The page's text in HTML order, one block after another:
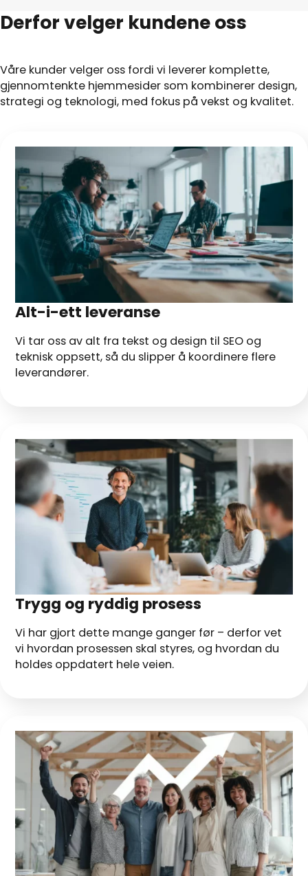
Derfor velger kundene oss
Våre kunder velger oss fordi vi leverer komplette,
gjennomtenkte hjemmesider som kombinerer design,
strategi og teknologi, med fokus på vekst og kvalitet.
Alt-i-ett leveranse
Vi tar oss av alt fra tekst og design til SEO og
teknisk oppsett, så du slipper å koordinere flere
leverandører.
Trygg og ryddig prosess
Vi har gjort dette mange ganger før – derfor vet
vi hvordan prosessen skal styres, og hvordan du
holdes oppdatert hele veien.